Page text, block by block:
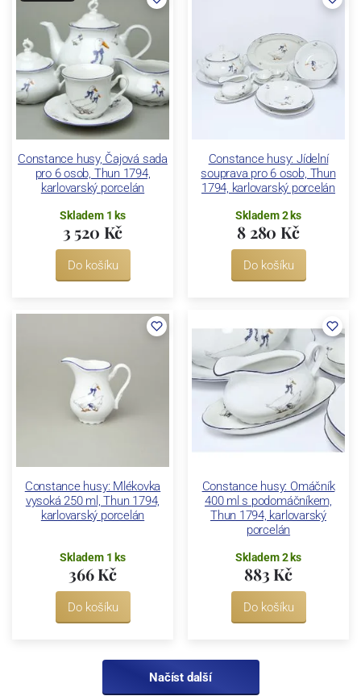
Constance husy, Čajová sada
pro 6 osob, Thun 1794,
karlovarský porcelán
Skladem 1 ks
3 520 Kč
Do košíku
Constance husy: Jídelní
souprava pro 6 osob, Thun
1794, karlovarský porcelán
Skladem 2 ks
8 280 Kč
Do košíku
Constance husy: Mlékovka
vysoká 250 ml, Thun 1794,
karlovarský porcelán
Skladem 1 ks
366 Kč
Do košíku
Constance husy: Omáčník
400 ml s podomáčníkem,
Thun 1794, karlovarský
porcelán
Skladem 2 ks
883 Kč
Do košíku
Načíst další